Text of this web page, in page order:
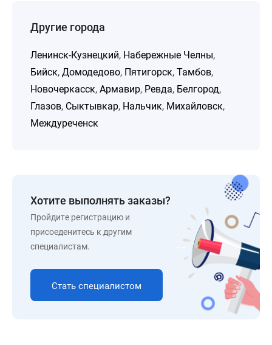
Другие города
Ленинск-Кузнецкий, Набережные Челны,
Бийск, Домодедово, Пятигорск, Тамбов,
Новочеркасск, Армавир, Ревда, Белгород,
Глазов, Сыктывкар, Нальчик, Михайловск,
Междуреченск
Хотите выполнять заказы?
Пройдите регистрацию и
присоеденитесь к другим
специалистам.
Стать специалистом